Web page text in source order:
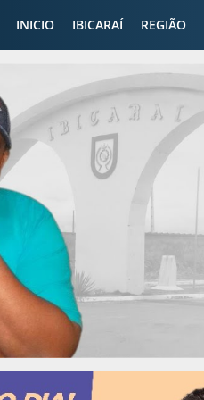
INICIO IBICARAÍ REGIÃO